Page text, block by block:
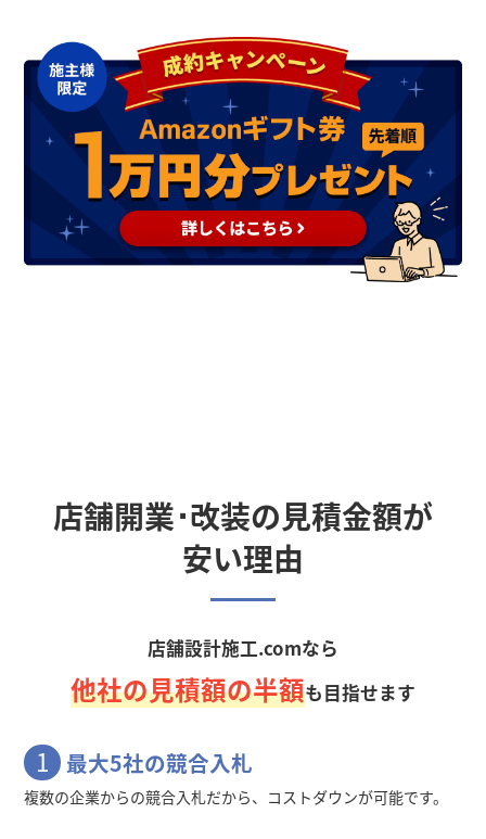
店舗開業･改装の見積金額が
安い理由
店舗設計施工.comなら
他社の見積額の半額も目指せます
1 最大5社の競合入札
複数の企業からの競合入札だから、コストダウンが可能です。